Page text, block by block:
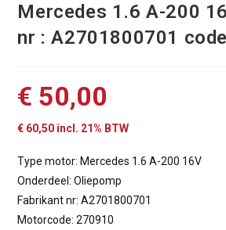
Mercedes 1.6 A-200
nr : A2701800701
€ 50,00
€ 60,50 incl. 21% BTW
Type motor: Mercedes 1.6 A-200 16V
Onderdeel: Oliepomp
Fabrikant nr: A2701800701
Motorcode: 270910